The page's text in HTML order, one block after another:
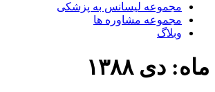
مجموعه لیسانس به پزشکی
مجموعه مشاوره ها
وبلاگ
ماه: دی ۱۳۸۸